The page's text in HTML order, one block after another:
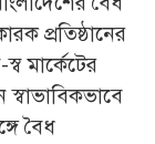
প্রতিষ্ঠানের
মার্কেটের
স্বাভাবিকভাবে
বৈধ